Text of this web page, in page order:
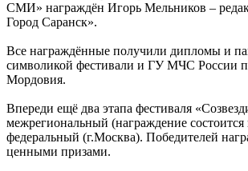
СМИ» награждён Игорь Мельников –
Город Саранск».
Все награждённые получили дипломы и
символикой фестивали и ГУ МЧС России
Мордовия.
Впереди ещё два этапа фестиваля
межрегиональный (награждение
федеральный (г.Москва). Победителей
ценными призами.